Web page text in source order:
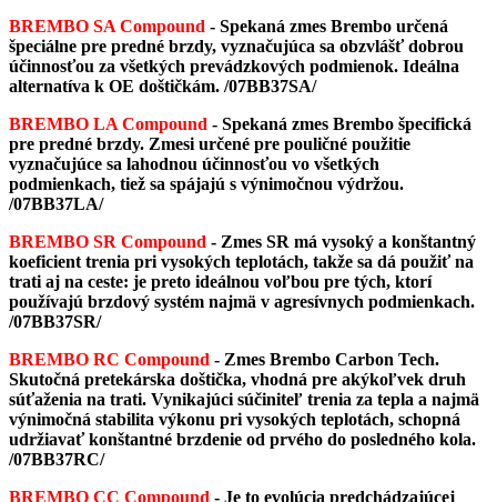
BREMBO SA Compound - Spekaná zmes Brembo určená
špeciálne pre predné brzdy, vyznačujúca sa obzvlášť dobrou
účinnosťou za všetkých prevádzkových podmienok. Ideálna
alternatíva k OE doštičkám. /07BB37SA/
BREMBO LA Compound - Spekaná zmes Brembo špecifická
pre predné brzdy. Zmesi určené pre pouličné použitie
vyznačujúce sa lahodnou účinnosťou vo všetkých
podmienkach, tiež sa spájajú s výnimočnou výdržou.
/07BB37LA/
BREMBO SR Compound - Zmes SR má vysoký a konštantný
koeficient trenia pri vysokých teplotách, takže sa dá použiť na
trati aj na ceste: je preto ideálnou voľbou pre tých, ktorí
používajú brzdový systém najmä v agresívnych podmienkach.
/07BB37SR/
BREMBO RC Compound - Zmes Brembo Carbon Tech.
Skutočná pretekárska doštička, vhodná pre akýkoľvek druh
súťaženia na trati. Vynikajúci súčiniteľ trenia za tepla a najmä
výnimočná stabilita výkonu pri vysokých teplotách, schopná
udržiavať konštantné brzdenie od prvého do posledného kola.
/07BB37RC/
BREMBO CC Compound - Je to evolúcia predchádzajúcej